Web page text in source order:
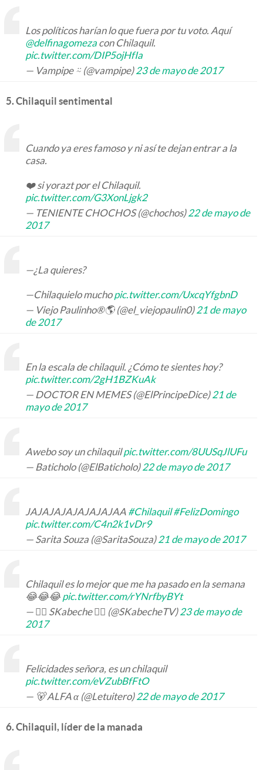
Los políticos harían lo que fuera por tu voto. Aquí
@delfinagomeza con Chilaquil.
pic.twitter.com/DIP5ojHfIa
— Vampipe ⍨ (@vampipe)23 de mayo de 2017
5. Chilaquil sentimental
Cuando ya eres famoso y ni así te dejan entrar a la
casa.
❤️ si yorazt por el Chilaquil.
pic.twitter.com/G3XonLjgk2
— TENIENTE CHOCHOS (@chochos)22 de mayo de
2017
—¿La quieres?
—Chilaquielo muchopic.twitter.com/UxcqYfgbnD
— Viejo Paulinho®🌎 (@el_viejopaulin0)21 de mayo
de 2017
En la escala de chilaquil. ¿Cómo te sientes hoy?
pic.twitter.com/2gH1BZKuAk
— DOCTOR EN MEMES (@ElPrincipeDice)21 de
mayo de 2017
Awebo soy un chilaquilpic.twitter.com/8UUSqJlUFu
— Baticholo (@ElBaticholo)22 de mayo de 2017
JAJAJAJAJAJAJAJAA #Chilaquil #FelizDomingo
pic.twitter.com/C4n2k1vDr9
— Sarita Souza (@SaritaSouza)21 de mayo de 2017
Chilaquil es lo mejor que me ha pasado en la semana
😂😂😂 pic.twitter.com/rYNrfbyBYt
— 👉🏻 SKabeche 👈🏻 (@SKabecheTV)23 de mayo de
2017
Felicidades señora, es un chilaquil
pic.twitter.com/eVZubBfFtO
— 🐻 ALFA α (@Letuitero)22 de mayo de 2017
6. Chilaquil, líder de la manada